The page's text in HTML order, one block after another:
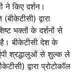
किए दर्शन।
द्वारा
भक्तों के दर्शनों से
बीकेटीसी देश के
श्रद्धालुओं से शुल्क ले
द्वारा प्रोटोकॉल